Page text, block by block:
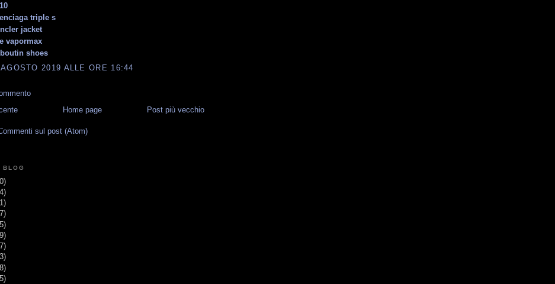
triple s
jacket
vapormax
shoes
2019 ALLE ORE 16:44
Post più vecchio
Home page
sul post (Atom)
BLOG